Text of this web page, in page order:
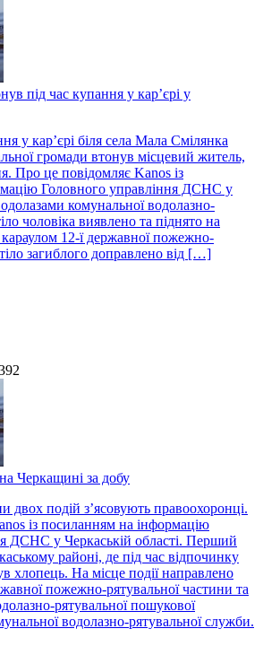
під час купання у кар’єрі у
у кар’єрі біля села Мала Смілянка
громади втонув місцевий житель,
Про це повідомляє Kanos із
Головного управління ДСНС у
комунальної водолазно-
чоловіка виявлено та піднято на
12-ї державної пожежно-
загиблого доправлено від […]
Черкащині за добу
двох подій з’ясовують правоохоронці.
із посиланням на інформацію
ДСНС у Черкаській області. Перший
районі, де під час відпочинку
хлопець. На місце події направлено
пожежно-рятувальної частини та
рятувальної пошукової
водолазно-рятувальної служби.